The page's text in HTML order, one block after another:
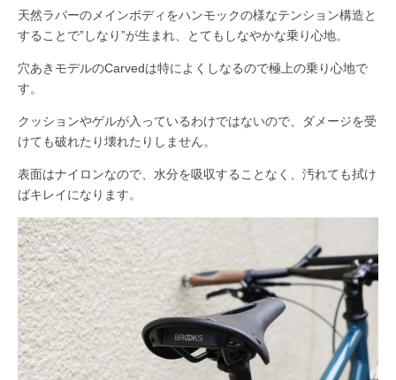
天然ラバーのメインボディをハンモックの様なテンション構造と
することで”しなり”が生まれ、とてもしなやかな乗り心地。
穴あきモデルのCarvedは特によくしなるので極上の乗り心地で
す。
クッションやゲルが入っているわけではないので、ダメージを受
けても破れたり壊れたりしません。
表面はナイロンなので、水分を吸収することなく、汚れても拭け
ばキレイになります。